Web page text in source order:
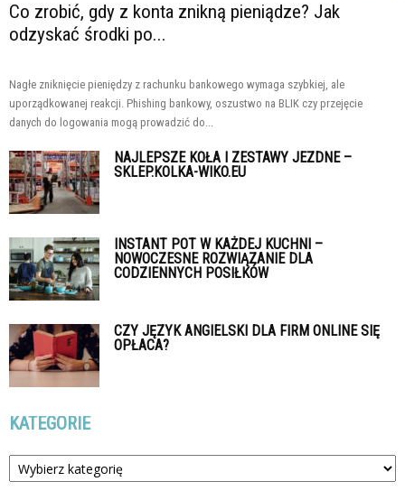
Co zrobić, gdy z konta znikną pieniądze? Jak
odzyskać środki po...
Nagłe zniknięcie pieniędzy z rachunku bankowego wymaga szybkiej, ale
uporządkowanej reakcji. Phishing bankowy, oszustwo na BLIK czy przejęcie
danych do logowania mogą prowadzić do...
NAJLEPSZE KOŁA I ZESTAWY JEZDNE –
SKLEP.KOLKA-WIKO.EU
INSTANT POT W KAŻDEJ KUCHNI –
NOWOCZESNE ROZWIĄZANIE DLA
CODZIENNYCH POSIŁKÓW
CZY JĘZYK ANGIELSKI DLA FIRM ONLINE SIĘ
OPŁACA?
KATEGORIE
Kategorie